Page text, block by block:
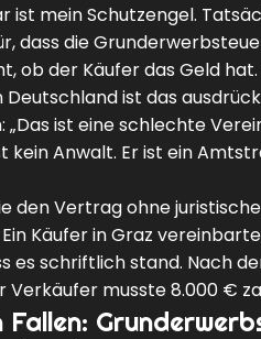
ist mein Schutzengel.
dass die
ob der Käufer das Geld
ist das
ist eine schlechte
kein Anwalt. Er ist ein
den Vertrag ohne
Ein Käufer in Graz
es schriftlich stand. Nach
musste 8.000 €
Fallen: